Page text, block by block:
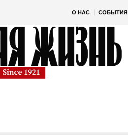
О НАС СОБЫТИЯ